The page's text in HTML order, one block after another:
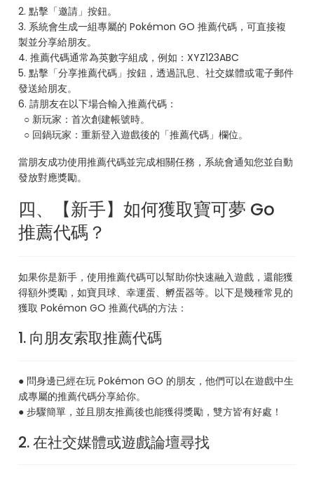
2. 點擊「邀請」按鈕。
3. 系統會生成一組專屬的 Pokémon GO 推薦代碼，可直接複
製並分享給朋友。
4. 推薦代碼通常為英數字組成，例如：XYZ123ABC
5. 點擊「分享推薦代碼」按鈕，透過訊息、社交媒體或電子郵件
發送給朋友。
6. 請朋友在以下場合輸入推薦代碼：
○ 新玩家：首次創建帳號時。
○ 回鍋玩家：重新登入遊戲後的「推薦代碼」欄位。
當朋友成功使用推薦代碼並完成相關任務，系統會通知您並自動
發放對應獎勵。
四、【新手】如何獲取寶可夢 Go
推薦代碼？
如果你是新手，使用推薦代碼可以幫助你快速融入遊戲，還能獲
得額外獎勵，如寶貝球、幸運蛋、孵蛋器等。以下是幾種常見的
獲取 Pokémon GO 推薦代碼的方法：
1. 向朋友索取推薦代碼
● 問身邊已經在玩 Pokémon GO 的朋友，他們可以在遊戲中生
成專屬的推薦代碼分享給你。
● 步驟簡單，並且朋友推薦後也能獲得獎勵，雙方皆有好處！
2. 在社交媒體或遊戲論壇尋找